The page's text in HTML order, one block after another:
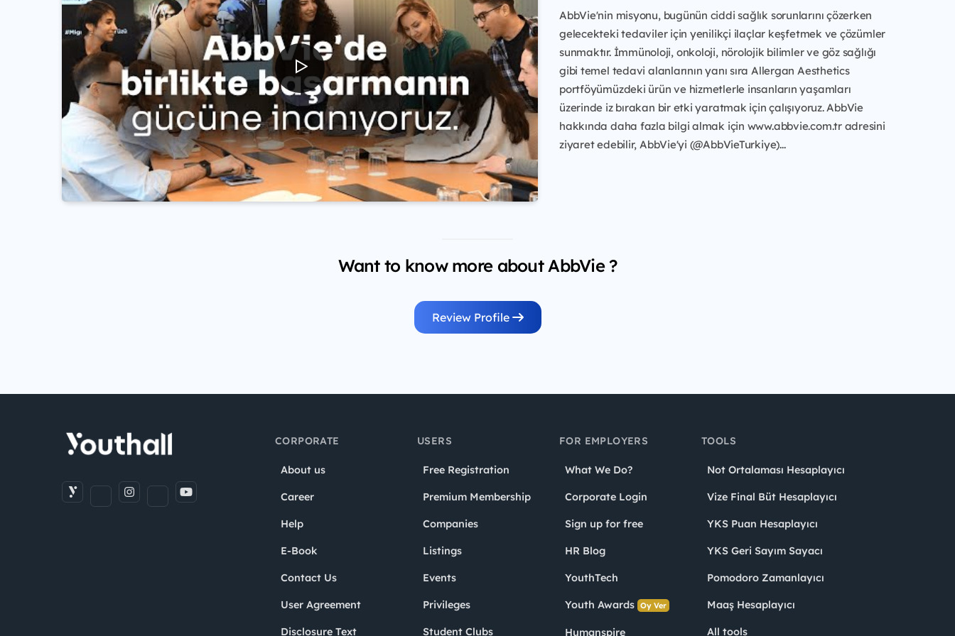
AbbVie'nin misyonu, bugünün ciddi sağlık sorunlarını çözerken
gelecekteki tedaviler için yenilikçi ilaçlar keşfetmek ve çözümler
sunmaktır. İmmünoloji, onkoloji, nörolojik bilimler ve göz sağlığı
gibi temel tedavi alanlarının yanı sıra Allergan Aesthetics
portföyümüzdeki ürün ve hizmetlerle insanların yaşamları
üzerinde iz bırakan bir etki yaratmak için çalışıyoruz. AbbVie
hakkında daha fazla bilgi almak için www.abbvie.com.tr adresini
ziyaret edebilir, AbbVie'yi (@AbbVieTurkiye)...
Want to know more about AbbVie ?
Review Profile
CORPORATE
About us
Career
Help
E-Book
Contact Us
User Agreement
Disclosure Text
USERS
Free Registration
Premium Membership
Companies
Listings
Events
Privileges
Student Clubs
FOR EMPLOYERS
What We Do?
Corporate Login
Sign up for free
HR Blog
YouthTech
Youth Awards Oy Ver
Humanspire
TOOLS
Not Ortalaması Hesaplayıcı
Vize Final Büt Hesaplayıcı
YKS Puan Hesaplayıcı
YKS Geri Sayım Sayacı
Pomodoro Zamanlayıcı
Maaş Hesaplayıcı
All tools